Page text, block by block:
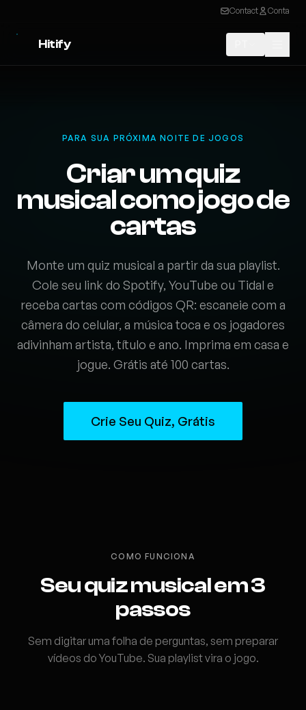
Contact Conta
Hitify
PARA SUA PRÓXIMA NOITE DE JOGOS
Criar um quiz
musical como jogo de
cartas
Monte um quiz musical a partir da sua playlist.
Cole seu link do Spotify, YouTube ou Tidal e
receba cartas com códigos QR: escaneie com a
câmera do celular, a música toca e os jogadores
adivinham artista, título e ano. Imprima em casa e
jogue. Grátis até 100 cartas.
Crie Seu Quiz, Grátis
COMO FUNCIONA
Seu quiz musical em 3
passos
Sem digitar uma folha de perguntas, sem preparar
vídeos do YouTube. Sua playlist vira o jogo.